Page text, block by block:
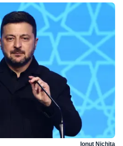
Ionuț Nichita